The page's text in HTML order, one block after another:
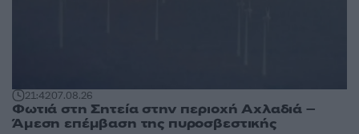
21:4207.08.26
Φωτιά στη Σητεία στην περιοχή Αχλαδιά –
Άμεση επέμβαση της πυροσβεστικής